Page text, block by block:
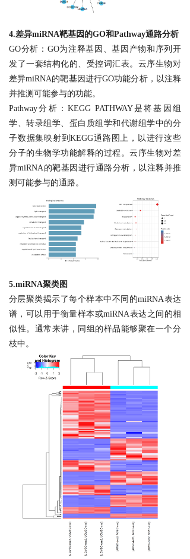
4.差异miRNA靶基因 的GO和Pathway通路分析
GO分析：GO为注释基因、基因产物和序列开
发了一套结构化的、受控词汇表。云序生物对
差异miRNA的靶基因进行GO功能分析，以注释
并推测可能参与的功能。
Pathway分析：KEGG PATHWAY是将基因组
学、转录组学、蛋白质组学和代谢组学中的分
子数据集映射到KEGG通路图上，以进行这些
分子的生物学功能解释的过程。云序生物对差
异miRNA的靶基因进行通路分析，以注释并推
测可能参与的通路。
5.miRNA聚类图
分层聚类揭示了每个样本中不同的miRNA表达
谱，可以用于衡量样本或miRNA表达之间的相
似性。通常来讲，同组的样品能够聚在一个分
枝中。